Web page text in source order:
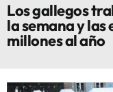
Los gallegos
la semana y las
millones al año